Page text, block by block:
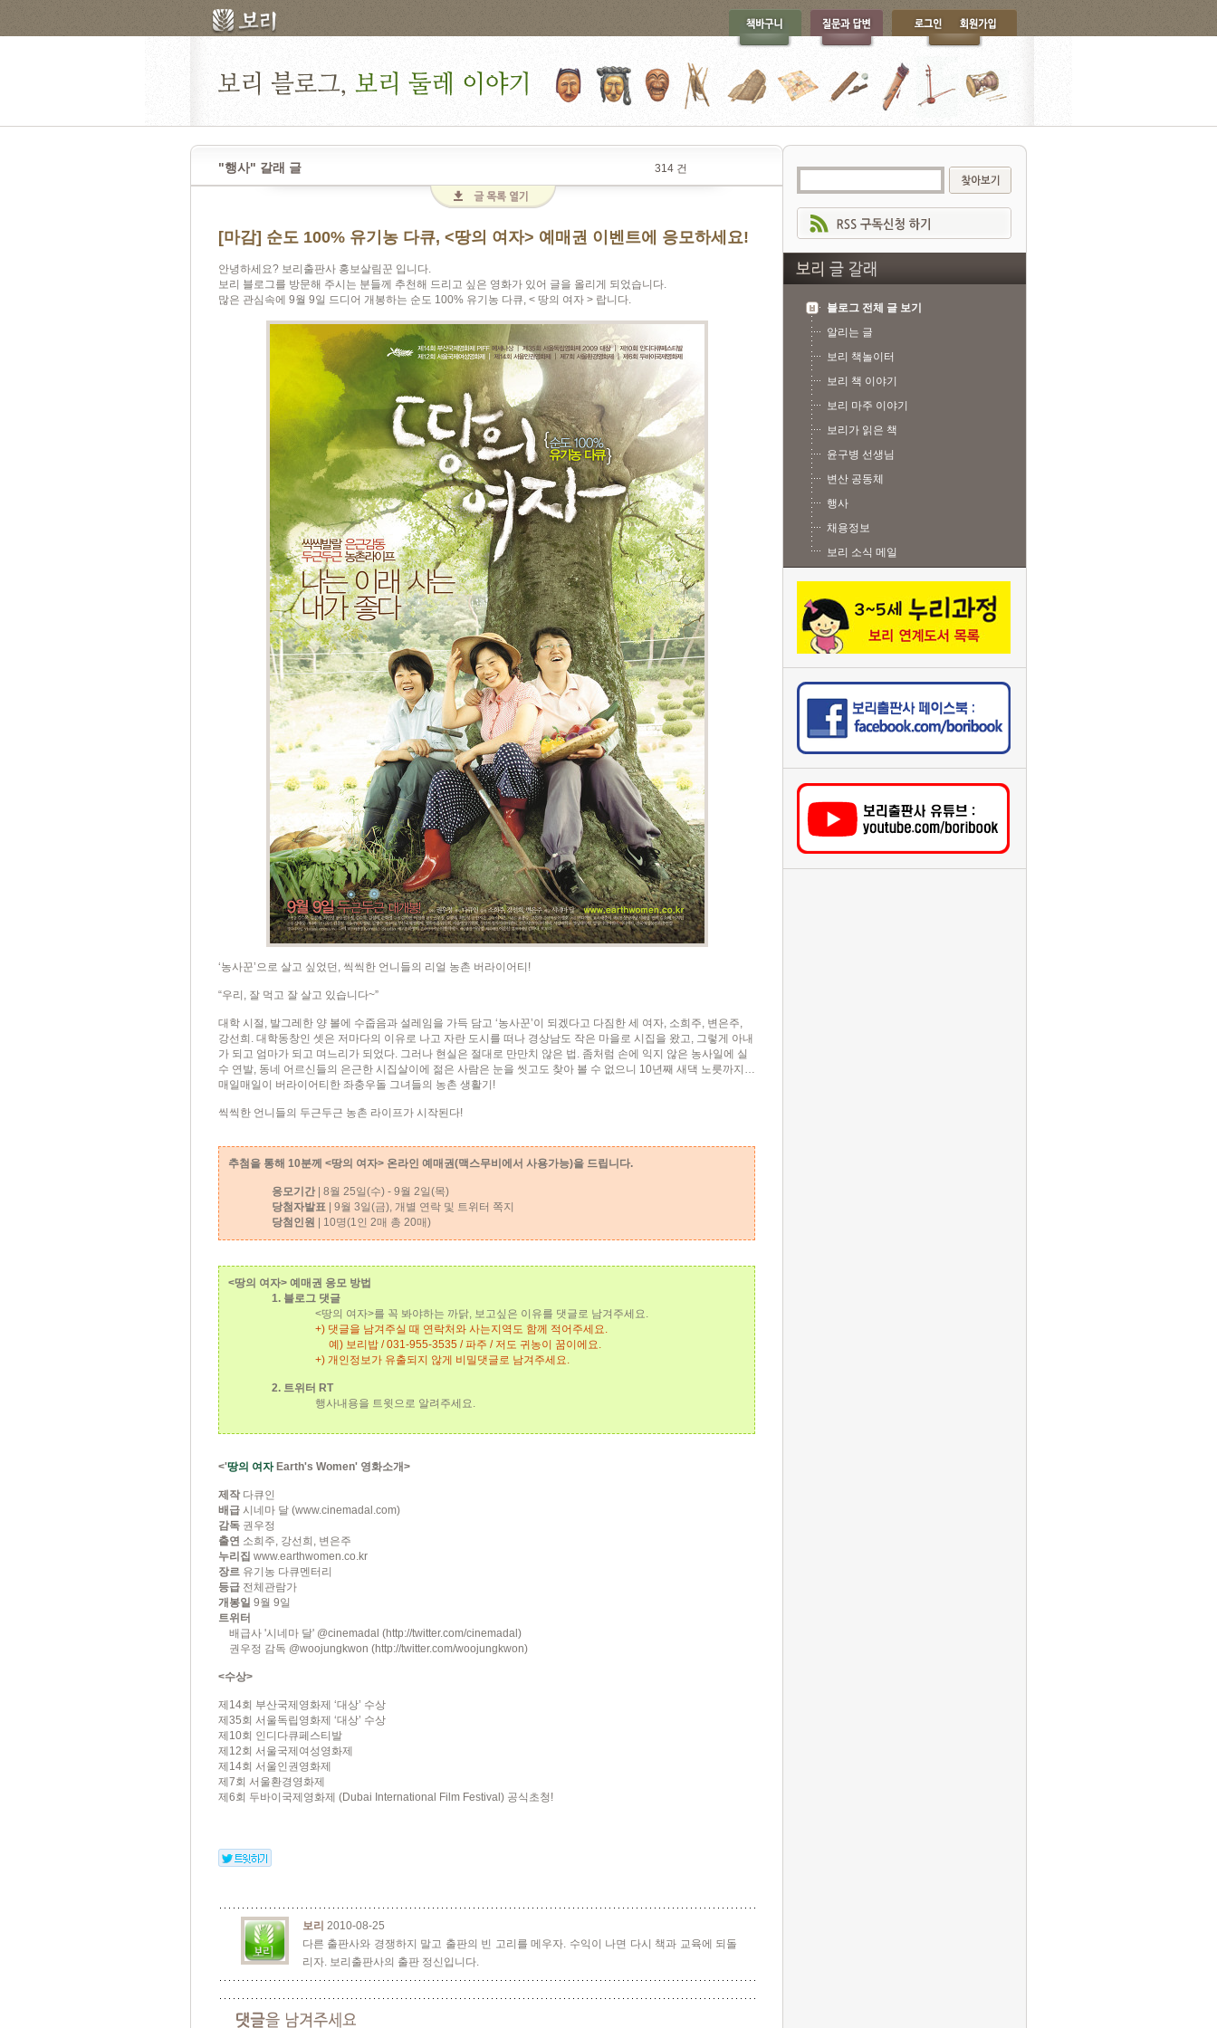
"행사" 갈래 글 314 건
[마감] 순도 100% 유기농 다큐, <땅의 여자> 예매권 이벤트에 응모하세요!
안녕하세요? 보리출판사 홍보살림꾼 입니다.
보리 블로그를 방문해 주시는 분들께 추천해 드리고 싶은 영화가 있어 글을 올리게 되었습니다.
많은 관심속에 9월 9일 드디어 개봉하는 순도 100% 유기농 다큐, < 땅의 여자 > 랍니다.
‘농사꾼’으로 살고 싶었던, 씩씩한 언니들의 리얼 농촌 버라이어티!
“우리, 잘 먹고 잘 살고 있습니다~”
대학 시절, 발그레한 양 볼에 수줍음과 설레임을 가득 담고 ‘농사꾼’이 되겠다고 다짐한 세 여자, 소희주, 변은주,
강선희. 대학동창인 셋은 저마다의 이유로 나고 자란 도시를 떠나 경상남도 작은 마을로 시집을 왔고, 그렇게 아내
가 되고 엄마가 되고 며느리가 되었다. 그러나 현실은 절대로 만만치 않은 법. 좀처럼 손에 익지 않은 농사일에 실
수 연발, 동네 어르신들의 은근한 시집살이에 젊은 사람은 눈을 씻고도 찾아 볼 수 없으니 10년째 새댁 노릇까지…
매일매일이 버라이어티한 좌충우돌 그녀들의 농촌 생활기!
씩씩한 언니들의 두근두근 농촌 라이프가 시작된다!
추첨을 통해 10분께 <땅의 여자> 온라인 예매권(맥스무비에서 사용가능)을 드립니다.
응모기간 | 8월 25일(수) - 9월 2일(목)
당첨자발표 | 9월 3일(금), 개별 연락 및 트위터 쪽지
당첨인원
| 10명(1인 2매 총 20매)
<땅의 여자> 예매권 응모 방법
1. 블로그 댓글
<땅의 여자>를 꼭 봐야하는 까닭, 보고싶은 이유를 댓글로 남겨주세요.
+) 댓글을 남겨주실 때 연락처와 사는지역도 함께 적어주세요.
예) 보리밥 / 031-955-3535 / 파주 / 저도 귀농이 꿈이에요.
+) 개인정보가 유출되지 않게 비밀댓글로 남겨주세요.
2. 트위터 RT
행사내용을 트윗으로 알려주세요.
<'땅의 여자Earth's Women' 영화소개>
제작 다큐인
배급 시네마 달 (www.cinemadal.com)
감독 권우정
출연 소희주, 강선희, 변은주
누리집 www.earthwomen.co.kr
장르 유기농 다큐멘터리
등급 전체관람가
개봉일 9월 9일
트위터
배급사 '시네마 달' @cinemadal (http://twitter.com/cinemadal)
권우정 감독 @woojungkwon (http://twitter.com/woojungkwon)
<수상>
제14회 부산국제영화제 ‘대상’ 수상
제35회 서울독립영화제 ‘대상’ 수상
제10회 인디다큐페스티발
제12회 서울국제여성영화제
제14회 서울인권영화제
제7회 서울환경영화제
제6회 두바이국제영화제 (Dubai International Film Festival) 공식초청!
보리 2010-08-25
다른 출판사와 경쟁하지 말고 출판의 빈 고리를 메우자. 수익이 나면 다시 책과 교육에 되돌
리자. 보리출판사의 출판 정신입니다.
블로그 전체 글 보기
알리는 글
보리 책놀이터
보리 책 이야기
보리 마주 이야기
보리가 읽은 책
윤구병 선생님
변산 공동체
행사
채용정보
보리 소식 메일